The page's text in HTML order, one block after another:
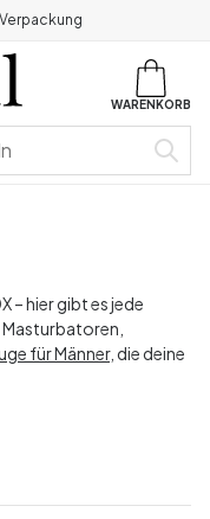
WARENKORB
– hier gibt es jede
für Männer, die deine